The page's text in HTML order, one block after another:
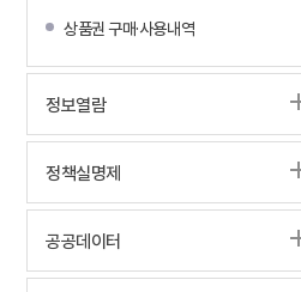
상품권 구매·사용내역
정보열람
정책실명제
공공데이터